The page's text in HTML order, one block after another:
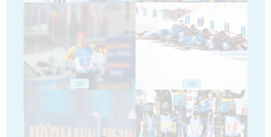
29 30